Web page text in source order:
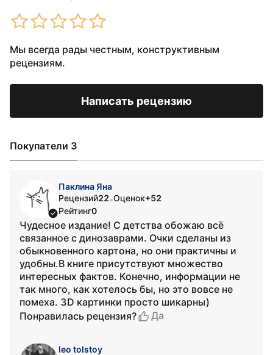
Мы всегда рады честным, конструктивным
рецензиям.
Написать рецензию
Покупатели 3
Паклина Яна
Рецензий22•Оценок+52
Рейтинг0
Чудесное издание! С детства обожаю всё
связанное с динозаврами. Очки сделаны из
обыкновенного картона, но они практичны и
удобны.В книге присутствуют множество
интересных фактов. Конечно, информации не
так много, как хотелось бы, но это вовсе не
помеха. 3D картинки просто шикарны)
Понравилась рецензия?
Да
leo tolstoy